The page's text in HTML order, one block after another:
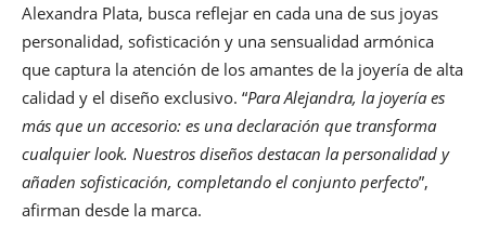
Alexandra Plata, busca reflejar en cada una de sus joyas
personalidad, sofisticación y una sensualidad armónica
que captura la atención de los amantes de la joyería de alta
calidad y el diseño exclusivo. “Para Alejandra, la joyería es
más que un accesorio: es una declaración que transforma
cualquier look. Nuestros diseños destacan la personalidad y
añaden sofisticación, completando el conjunto perfecto”,
afirman desde la marca.